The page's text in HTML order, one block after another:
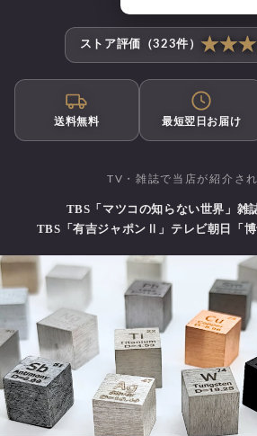
ストア評価（323件）
送料無料 最短翌日お届け
TV・雑誌で当店が紹介さ
TBS「マツコの知らない世界」 雑
TBS「有吉ジャポンⅡ」 テレビ朝日「